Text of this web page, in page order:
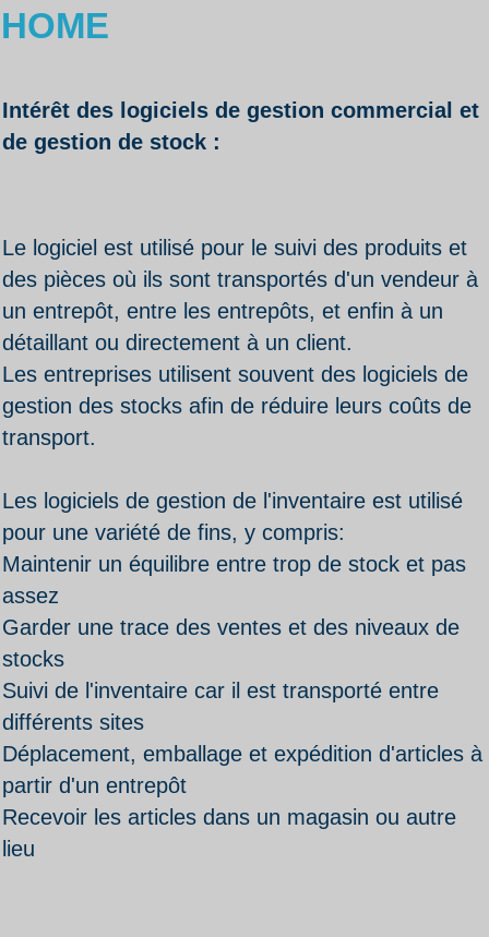
HOME
Intérêt des logiciels de gestion commercial et
de gestion de stock :
Le logiciel est utilisé pour le suivi des produits et
des pièces où ils sont transportés d'un vendeur à
un entrepôt, entre les entrepôts, et enfin à un
détaillant ou directement à un client.
Les entreprises utilisent souvent des logiciels de
gestion des stocks afin de réduire leurs coûts de
transport.
Les logiciels de gestion de l'inventaire est utilisé
pour une variété de fins, y compris:
Maintenir un équilibre entre trop de stock et pas
assez
Garder une trace des ventes et des niveaux de
stocks
Suivi de l'inventaire car il est transporté entre
différents sites
Déplacement, emballage et expédition d'articles à
partir d'un entrepôt
Recevoir les articles dans un magasin ou autre
lieu